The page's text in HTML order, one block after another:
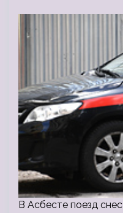
В Асбесте поезд